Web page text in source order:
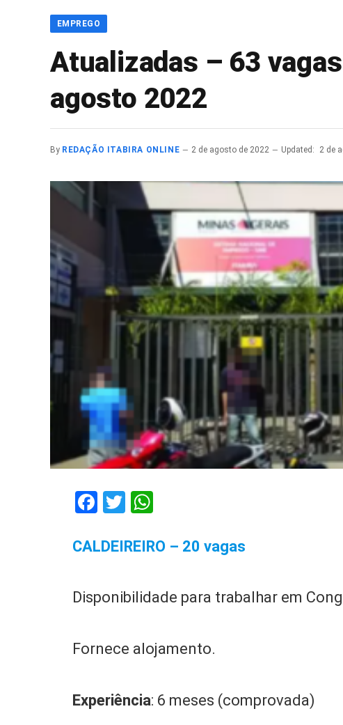
EMPREGO
Atualizadas – 63
agosto 2022
By REDAÇÃO ITABIRA ONLINE 2 de agosto de 2022 Updated: 2 de
Facebook
Twitter
CALDEIREIRO – 20 vagas
Disponibilidade para trabalhar em
Fornece alojamento.
Experiência: 6 meses (comprovada)